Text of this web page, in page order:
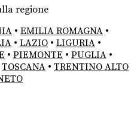
regione
• EMILIA ROMAGNA •
• LAZIO • LIGURIA •
• PIEMONTE • PUGLIA •
TOSCANA • TRENTINO ALTO